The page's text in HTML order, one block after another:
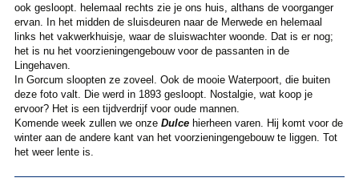
ook gesloopt. helemaal rechts zie je ons huis, althans de voorganger
ervan. In het midden de sluisdeuren naar de Merwede en helemaal
links het vakwerkhuisje, waar de sluiswachter woonde. Dat is er nog;
het is nu het voorzieningengebouw voor de passanten in de
Lingehaven.
In Gorcum sloopten ze zoveel. Ook de mooie Waterpoort, die buiten
deze foto valt. Die werd in 1893 gesloopt. Nostalgie, wat koop je
ervoor? Het is een tijdverdrijf voor oude mannen.
Komende week zullen we onze Dulcehierheen varen. Hij komt voor de
winter aan de andere kant van het voorzieningengebouw te liggen. Tot
het weer lente is.